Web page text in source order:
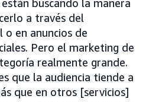
buscando la manera
a través del
en anuncios de
Pero el marketing de
realmente grande.
que la audiencia tiende a
que en otros [servicios]